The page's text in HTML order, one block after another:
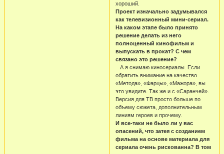
хороший.
Проект изначально задумывался
как телевизионный мини-сериал.
На каком этапе было принято
решение делать из него
полноценный кинофильм и
выпускать в прокат? С чем
связано это решение?
А я снимаю киносериалы. Если
обратить внимание на качество
«Метода», «Фарцы», «Мажора», вы
это увидите. Так же и с «Саранчей».
Версия для ТВ просто больше по
объему сюжета, дополнительным
линиям героев и прочему.
И все-таки не было ли у вас
опасений, что затея с созданием
фильма на основе материала для
сериала очень рискованна? В том